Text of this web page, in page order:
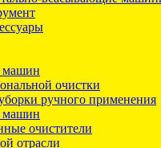
машин
очистки
ручного применения
машин
очистители
отрасли